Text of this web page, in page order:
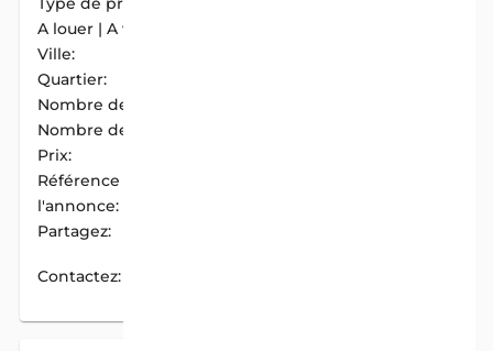
A louer | A vendre:
Ville:
Quartier:
Nombre de chambres:
Nombre de douches:
Prix:
Référence de
l'annonce:
Partagez:
Contactez: